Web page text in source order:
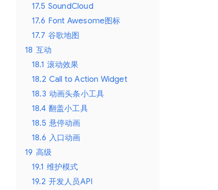
17.5 SoundCloud
17.6 Font Awesome图标
17.7 谷歌地图
18 互动
18.1 滚动效果
18.2 Call to Action Widget
18.3 动画头条小工具
18.4 翻盖小工具
18.5 悬停动画
18.6 入口动画
19 高级
19.1 维护模式
19.2 开发人员API